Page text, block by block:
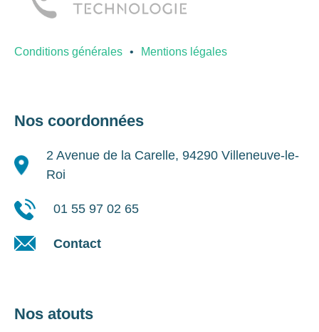
Conditions générales Mentions légales
Nos coordonnées
2 Avenue de la Carelle, 94290 Villeneuve-le-
Roi
01 55 97 02 65
Contact
Nos atouts